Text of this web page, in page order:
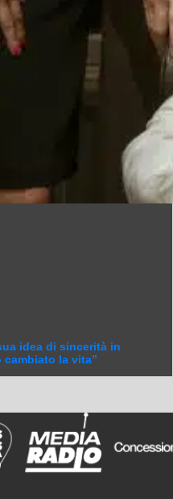
idea di sincerità in
la vita”